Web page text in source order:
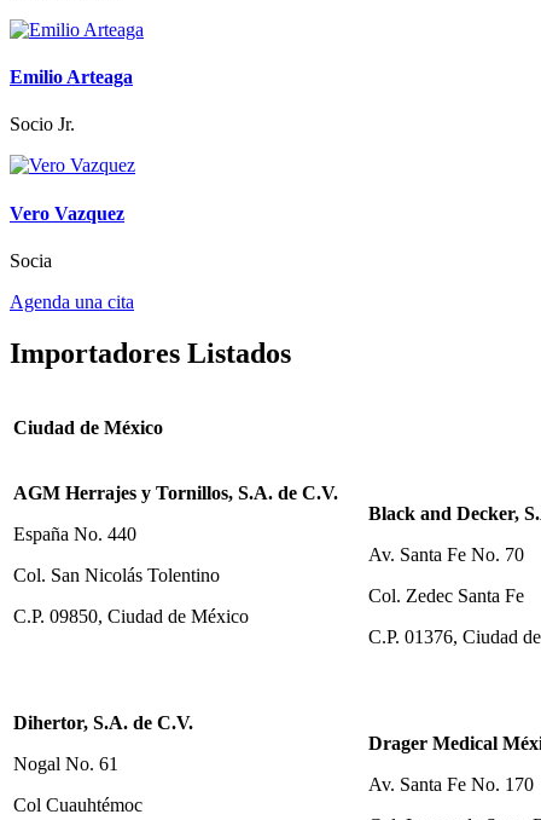
Emilio Arteaga
Socio Jr.
Vero Vazquez
Socia
Agenda una cita
Importadores Listados
Ciudad de México
AGM Herrajes y Tornillos, S.A. de C.V.
España No. 440
Col. San Nicolás Tolentino
C.P. 09850, Ciudad de México
Black and Decker,
Av. Santa Fe No. 70
Col. Zedec Santa Fe
C.P. 01376, Ciudad
Dihertor, S.A. de C.V.
Nogal No. 61
Col Cuauhtémoc
Drager Medical
Av. Santa Fe No. 170